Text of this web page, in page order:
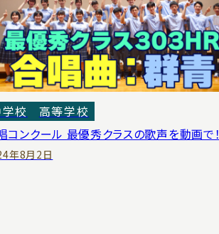
校
高等学校
コンクール 最優秀クラスの歌声を動画で！
年8月2日